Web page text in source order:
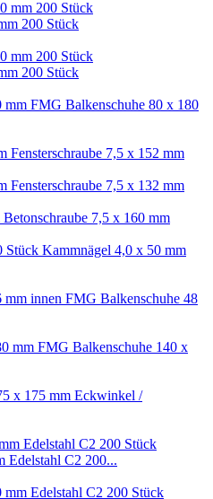
200 Stück
200 Stück
FMG Balkenschuhe 80 x 180
Fensterschraube 7,5 x 152 mm
Fensterschraube 7,5 x 132 mm
Betonschraube 7,5 x 160 mm
Kammnägel 4,0 x 50 mm
FMG Balkenschuhe 48
FMG Balkenschuhe 140 x
Eckwinkel /
Edelstahl C2 200...